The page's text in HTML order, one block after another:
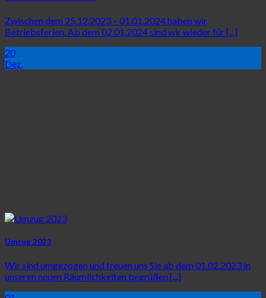
Zwischen dem 25.12.2023 – 01.01.2024 haben wir
Betriebsferien. Ab dem 02.01.2024 sind wir wieder für [...]
20
Dez.
Umzug 2023
Wir sind umgezogen und freuen uns Sie ab dem 01.02.2023 in
unseren neuen Räumlichkeiten begrüßen [...]